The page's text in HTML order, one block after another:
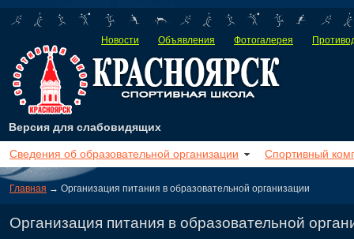
Новости Объявления Фотогалерея
Версия для слабовидящих
Сведения об образовательной организации Спортивный
Главная → Организация питания в образовательной организации
Организация питания в образовательной